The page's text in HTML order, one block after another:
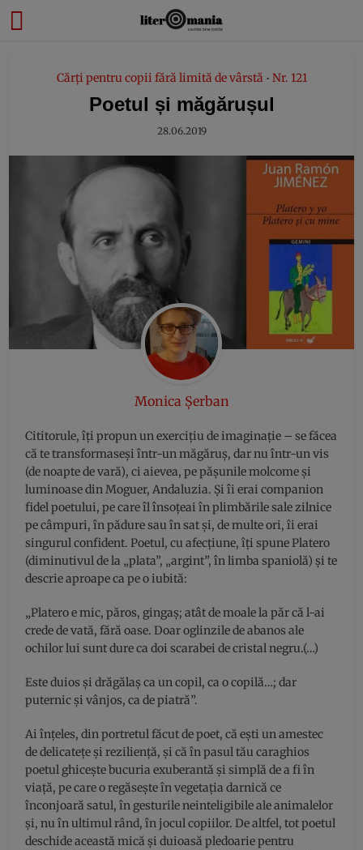
Cărți pentru copii fără limită de vârstă • Nr. 121
Poetul și măgărușul
28.06.2019
Monica Șerban
Cititorule, îţi propun un exerciţiu de imaginaţie – se făcea
că te transformaseşi într-un măgăruş, dar nu într-un vis
(de noapte de vară), ci aievea, pe păşunile molcome şi
luminoase din Moguer, Andaluzia. Şi îi erai companion
fidel poetului, pe care îl însoţeai în plimbările sale zilnice
pe câmpuri, în pădure sau în sat şi, de multe ori, îi erai
singurul confident. Poetul, cu afecţiune, îţi spune Platero
(diminutivul de la „plata”, „argint”, în limba spaniolă) şi te
descrie aproape ca pe o iubită:
„Platero e mic, păros, gingaş; atât de moale la păr că l-ai
crede de vată, fără oase. Doar oglinzile de abanos ale
ochilor lui sunt dure ca doi scarabei de cristal negru.(…)
Este duios şi drăgălaş ca un copil, ca o copilă…; dar
puternic şi vânjos, ca de piatră”.
Ai înţeles, din portretul făcut de poet, că ești un amestec
de delicatețe și reziliență, și că în pasul tău caraghios
poetul ghicește bucuria exuberantă și simplă de a fi în
viață, pe care o regăsește în vegetația darnică ce
înconjoară satul, în gesturile neinteligibile ale animalelor
și, nu în ultimul rând, în jocul copiilor. De altfel, tot poetul
deschide această mică și duioasă pledoarie pentru
modal-check